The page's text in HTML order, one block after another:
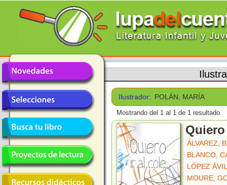
Ilustrador: POLÁN, MARÍA
Mostrando del 1 al 1 de 1 resultado.
ÁLVAREZ,
BLANCO,
LÓPEZ
MOURE,